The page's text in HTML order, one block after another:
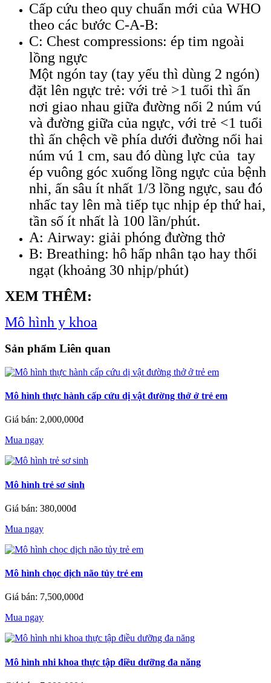
Cấp cứu theo quy chuẩn mới của WHO
theo các bước C-A-B:
C: Chest compressions: ép tim ngoài
lồng ngực
Một ngón tay (tay yếu thì dùng 2 ngón)
đặt lên ngực trẻ: với trẻ >1 tuổi thì ấn
nơi giao nhau giữa đường nối 2 núm vú
và đường giữa của ngực, với trẻ <1 tuổi
thì ấn chệch về phía dưới đường nối hai
núm vú 1 cm, sau đó dùng lực của tay
ép vuông góc xuống lồng ngực của bệnh
nhi, ấn sâu ít nhất 1/3 lồng ngực, sau đó
nhấc tay lên mà tiếp tục nhịp ép thứ hai,
tần số ít nhất là 100 lần/phút.
A: Airway: giải phóng đường thở
B: Breathing: hô hấp nhân tạo hay thổi
ngạt (khoảng 30 nhịp/phút)
XEM THÊM:
Mô hình y khoa
Sản phẩm Liên quan
Mô hình thực hành cấp cứu dị vật đường thở ở trẻ em
Giá bán: 2,000,000đ
Mua ngay
Mô hình trẻ sơ sinh
Giá bán: 380,000đ
Mua ngay
Mô hình chọc dịch não tủy trẻ em
Giá bán: 7,500,000đ
Mua ngay
Mô hình nhi khoa thực tập điều dưỡng đa năng